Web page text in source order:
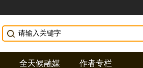
全天候融媒 作者专栏